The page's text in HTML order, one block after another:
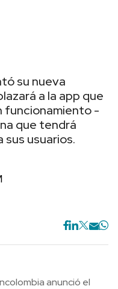
su nueva
a la app que
funcionamiento -
que tendrá
sus usuarios.
anunció el